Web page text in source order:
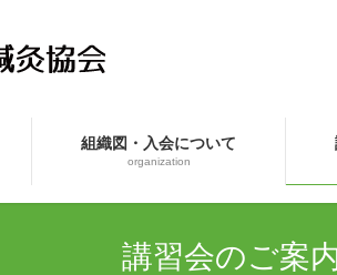
組織図・入会について
organization
講習会のご案